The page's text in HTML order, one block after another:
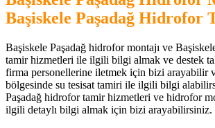
Başiskele Paşadağ Hidrofor
Başiskele Paşadağ hidrofor montajı ve
tamir hizmetleri ile ilgili bilgi almak ve destek
firma personellerine iletmek için bizi arayabilir
bölgesinde su tesisat tamiri ile ilgili bilgi
Paşadağ hidrofor tamir hizmetleri ve hidrofor
ilgili detaylı bilgi almak için bizi arayabilirsiniz.